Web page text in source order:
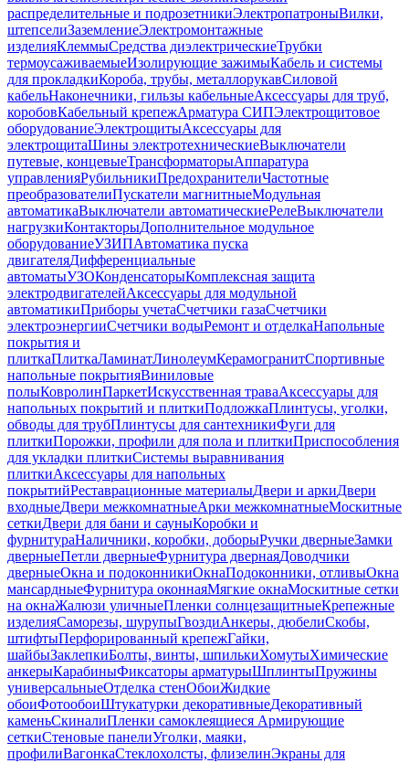
распределительные и подрозетникиЭлектропатроныВилки,
штепселиЗаземлениеЭлектромонтажные
изделияКлеммыСредства диэлектрическиеТрубки
термоусаживаемыеИзолирующие зажимыКабель и системы
для прокладкиКороба, трубы, металлорукавСиловой
кабельНаконечники, гильзы кабельныеАксессуары для труб,
коробовКабельный крепежАрматура СИПЭлектрощитовое
оборудованиеЭлектрощитыАксессуары для
электрощитаШины электротехническиеВыключатели
путевые, концевыеТрансформаторыАппаратура
управленияРубильникиПредохранителиЧастотные
преобразователиПускатели магнитныеМодульная
автоматикаВыключатели автоматическиеРелеВыключатели
нагрузкиКонтакторыДополнительное модульное
оборудованиеУЗИПАвтоматика пуска
двигателяДифференциальные
автоматыУЗОКонденсаторыКомплексная защита
электродвигателейАксессуары для модульной
автоматикиПриборы учетаСчетчики газаСчетчики
электроэнергииСчетчики водыРемонт и отделкаНапольные
покрытия и
плиткаПлиткаЛаминатЛинолеумКерамогранитСпортивные
напольные покрытияВиниловые
полыКовролинПаркетИскусственная траваАксессуары для
напольных покрытий и плиткиПодложкаПлинтусы, уголки,
обводы для трубПлинтусы для сантехникиФуги для
плиткиПорожки, профили для пола и плиткиПриспособления
для укладки плиткиСистемы выравнивания
плиткиАксессуары для напольных
покрытийРеставрационные материалыДвери и аркиДвери
входныеДвери межкомнатныеАрки межкомнатныеМоскитные
сеткиДвери для бани и сауныКоробки и
фурнитураНаличники, коробки, доборыРучки дверныеЗамки
дверныеПетли дверныеФурнитура двернаяДоводчики
дверныеОкна и подоконникиОкнаПодоконники, отливыОкна
мансардныеФурнитура оконнаяМягкие окнаМоскитные сетки
на окнаЖалюзи уличныеПленки солнцезащитныеКрепежные
изделияСаморезы, шурупыГвоздиАнкеры, дюбелиСкобы,
штифтыПерфорированный крепежГайки,
шайбыЗаклепкиБолты, винты, шпилькиХомутыХимические
анкерыКарабиныФиксаторы арматурыШплинтыПружины
универсальныеОтделка стенОбоиЖидкие
обоиФотообоиШтукатурки декоративныеДекоративный
каменьСкиналиПленки самоклеящиеся Армирующие
сеткиСтеновые панелиУголки, маяки,
профилиВагонкаСтеклохолсты, флизелинЭкраны для